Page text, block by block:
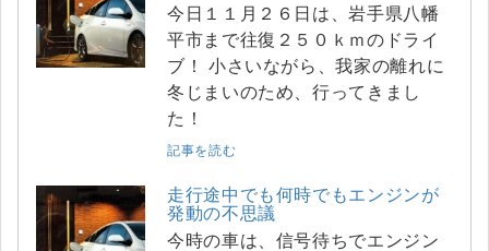
今日１１月２６日は、岩手県八幡
平市まで往復２５０ｋｍのドライ
ブ！ 小さいながら、我家の離れに
冬じまいのため、行ってきまし
た！
記事を読む
走行途中でも何時でもエンジンが
発動の不思議
今時の車は、信号待ちでエンジン